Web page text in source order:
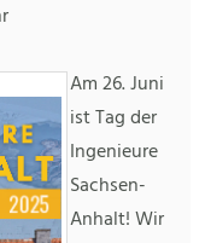
Am 26. Juni
ist Tag der
Ingenieure
Sachsen-
Anhalt! Wir